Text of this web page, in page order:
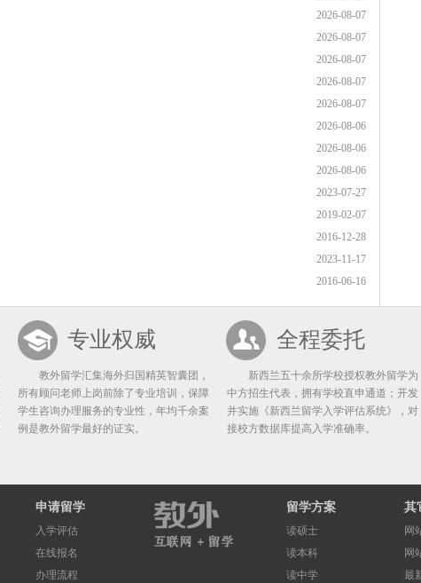
2026-08-07
2026-08-07
2026-08-07
2026-08-07
2026-08-07
2026-08-06
2026-08-06
2026-08-06
2023-07-27
2019-02-07
2016-12-28
2023-11-17
2016-06-16
专业权威
教外留学汇集海外归国精英智囊团，
所有顾问老师上岗前除了专业培训，保障
学生咨询办理服务的专业性，年均千余案
例是教外留学最好的证实。
全程委托
新西兰五十余所学校授权教外留学为
中方招生代表，拥有学校直申通道；开发
并实施《新西兰留学入学评估系统》，对
接校方数据库提高入学准确率。
申请留学
入学评估
在线报名
办理流程
留学方案
读硕士
读本科
读中学
其
网
网
最